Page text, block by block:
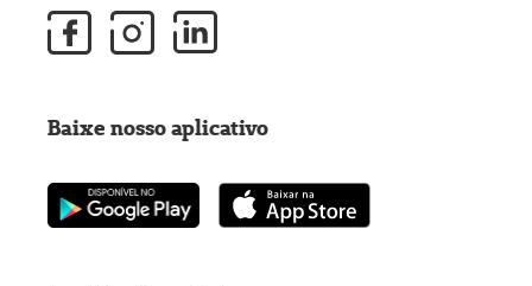
Baixe nosso aplicativo